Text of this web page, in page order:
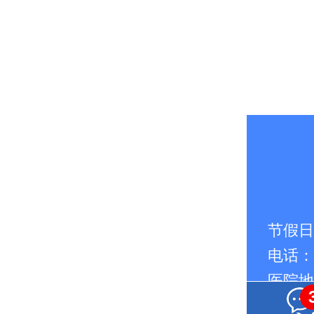
节假
电话：
医院
路南